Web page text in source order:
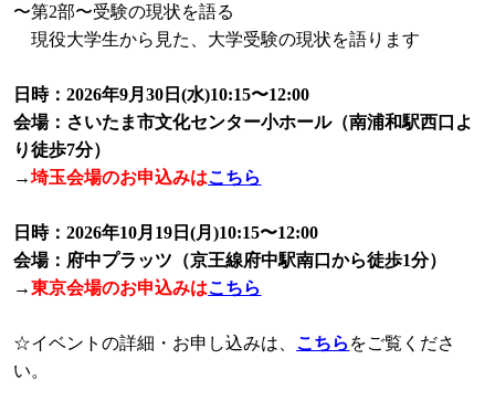
〜第2部〜受験の現状を語る
現役大学生から見た、大学受験の現状を語ります
日時：2026年9月30日(水)10:15〜12:00
会場：さいたま市文化センター小ホール（南浦和駅西口よ
り徒歩7分）
→埼玉会場のお申込みはこちら
日時：2026年10月19日(月)10:15〜12:00
会場：府中プラッツ（京王線府中駅南口から徒歩1分）
→東京会場のお申込みはこちら
☆イベントの詳細・お申し込みは、 こちら をご覧くださ
い。